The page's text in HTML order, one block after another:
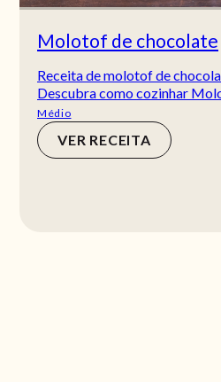
Molotof de chocolate
Receita de molotof de
Descubra como cozinhar
Médio
VER RECEITA